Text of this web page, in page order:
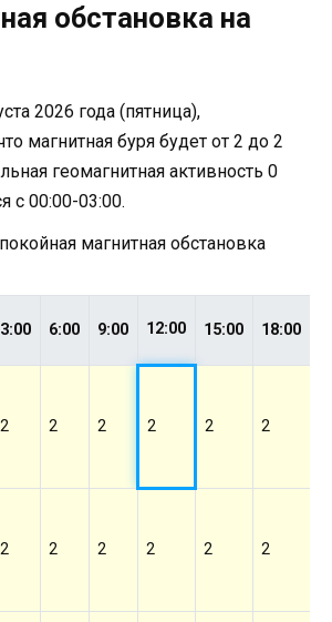
обстановка на
2026 года (пятница),
магнитная буря будет от 2 до 2
геомагнитная активность 0
с 00:00-03:00.
магнитная обстановка
3:00 6:00 9:00 12:00 15:00 18:00
2 2 2 2 2 2
2 2 2 2 2 2